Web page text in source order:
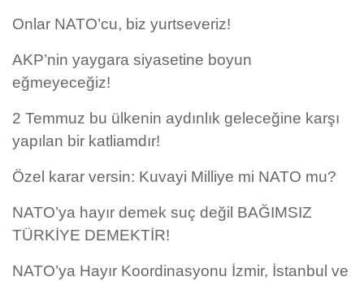
Onlar NATO’cu, biz yurtseveriz!
AKP’nin yaygara siyasetine boyun
eğmeyeceğiz!
2 Temmuz bu ülkenin aydınlık geleceğine karşı
yapılan bir katliamdır!
Özel karar versin: Kuvayi Milliye mi NATO mu?
NATO’ya hayır demek suç değil BAĞIMSIZ
TÜRKİYE DEMEKTİR!
NATO’ya Hayır Koordinasyonu İzmir, İstanbul ve